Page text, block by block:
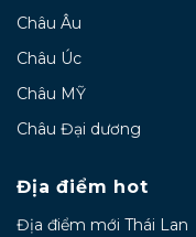
Châu Âu
Châu Úc
Châu MỸ
Châu Đại dương
Địa điểm hot
Địa điểm mới Thái Lan